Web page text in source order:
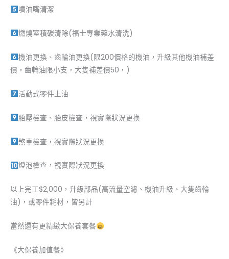
噴油嘴清潔
燃燒室積碳清除(福士專業藥水清洗)
機油更換、齒輪油更換(限200價格的機油，升級其他機油補差
價，齒輪油限小支，大隻補差價50，)
活動式零件上油
胎壓檢查、胎皮檢查，視實際狀況更換
煞車檢查，視實際狀況更換
燈泡檢查，視實際狀況更換
以上完工$2,000，升級部品(高流量空濾、機油升級、大隻齒輪
油)，或零件耗材，皆另計
當然還有更精緻大保養套餐
《大保養加值餐》